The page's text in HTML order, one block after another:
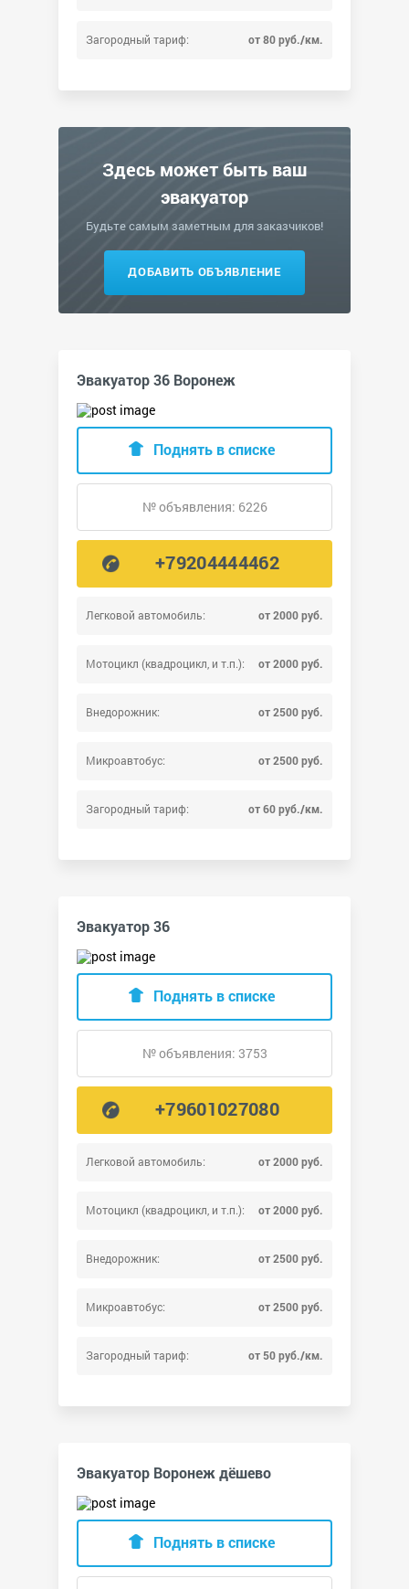
Загородный тариф: от 80 руб./км.
Здесь может быть ваш
эвакуатор
Будьте самым заметным для заказчиков!
ДОБАВИТЬ ОБЪЯВЛЕНИЕ
Эвакуатор 36 Воронеж
Легковой автомобиль: от 2000 руб.
Мотоцикл (квадроцикл, и т.п.): от 2000 руб.
Внедорожник: от 2500 руб.
Микроавтобус: от 2500 руб.
Загородный тариф: от 60 руб./км.
Поднять в списке
№ объявления: 6226
+79204444462
Эвакуатор 36
Легковой автомобиль: от 2000 руб.
Мотоцикл (квадроцикл, и т.п.): от 2000 руб.
Внедорожник: от 2500 руб.
Микроавтобус: от 2500 руб.
Загородный тариф: от 50 руб./км.
Поднять в списке
№ объявления: 3753
+79601027080
Эвакуатор Воронеж дёшево
Поднять в списке